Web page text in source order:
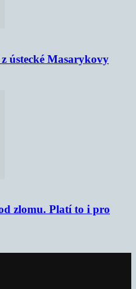
ústecké Masarykovy
zlomu. Platí to i pro